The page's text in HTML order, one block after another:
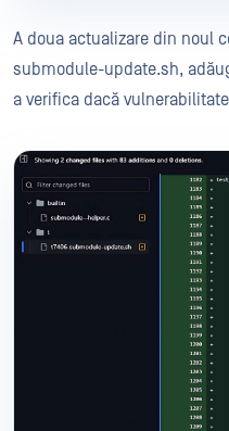
A doua actualizare din noul
submodule-update.sh,
a verifica dacă